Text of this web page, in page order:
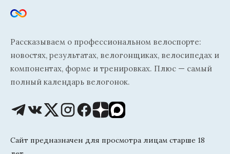
Рассказываем о профессиональном велоспорте:
новостях, результатах, велогонщиках, велосипедах и
компонентах, форме и тренировках. Плюс — самый
полный календарь велогонок.
Сайт предназначен для просмотра лицам старше 18